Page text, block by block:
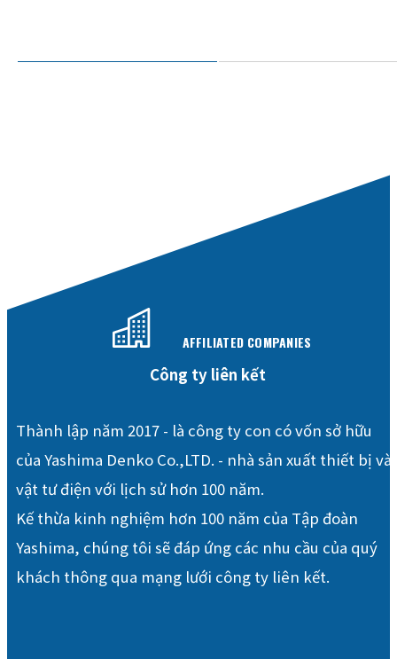
AFFILIATED COMPANIES
Công ty liên kết
Thành lập năm 2017 - là công ty con có vốn sở hữu
của Yashima Denko Co.,LTD. - nhà sản xuất thiết bị và
vật tư điện với lịch sử hơn 100 năm.
Kế thừa kinh nghiệm hơn 100 năm của Tập đoàn
Yashima, chúng tôi sẽ đáp ứng các nhu cầu của quý
khách thông qua mạng lưới công ty liên kết.